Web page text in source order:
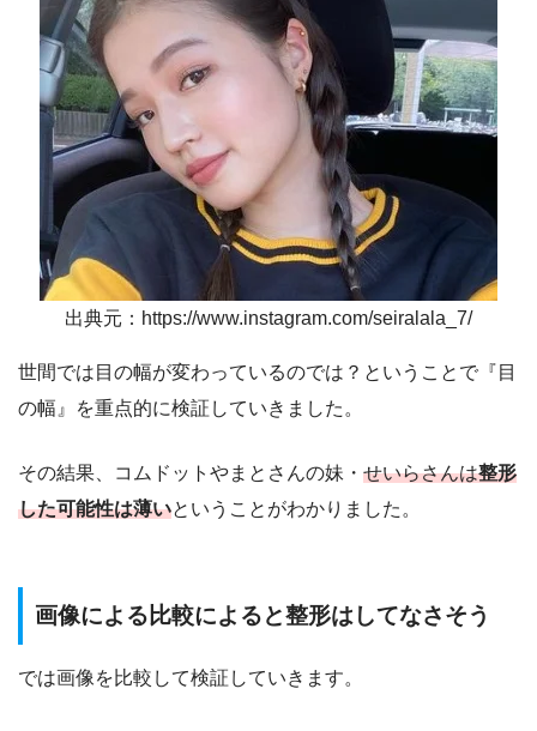
出典元：https://www.instagram.com/seiralala_7/
世間では目の幅が変わっているのでは？ということで『目
の幅』を重点的に検証していきました。
その結果、コムドットやまとさんの妹・ せいらさんは整形
した可能性は薄いということがわかりました。
画像による比較によると整形はしてなさそう
では画像を比較して検証していきます。